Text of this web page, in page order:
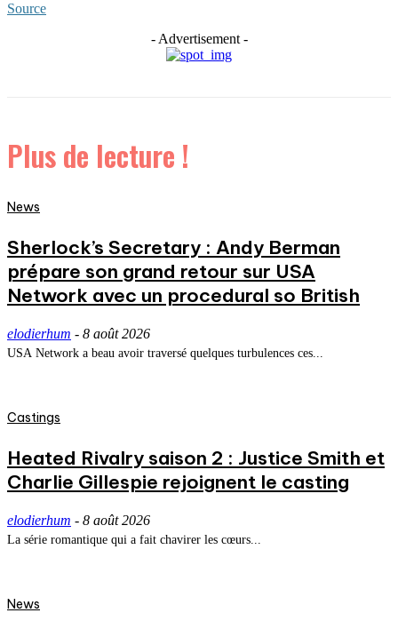
Source
- Advertisement -
Plus de lecture !
News
Sherlock’s Secretary : Andy Berman
prépare son grand retour sur USA
Network avec un procedural so British
elodierhum - 8 août 2026
USA Network a beau avoir traversé quelques turbulences ces...
Castings
Heated Rivalry saison 2 : Justice Smith et
Charlie Gillespie rejoignent le casting
elodierhum - 8 août 2026
La série romantique qui a fait chavirer les cœurs...
News